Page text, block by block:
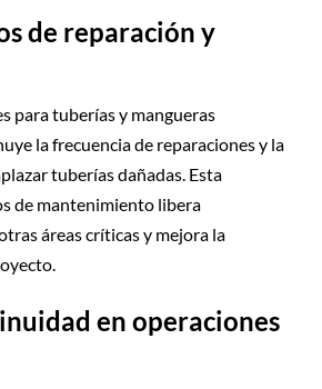
de reparación y
para tuberías y mangueras
la frecuencia de reparaciones y la
tuberías dañadas. Esta
de mantenimiento libera
áreas críticas y mejora la
en operaciones